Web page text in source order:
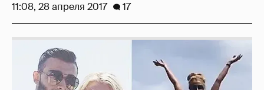
11:08, 28 апреля 2017 17